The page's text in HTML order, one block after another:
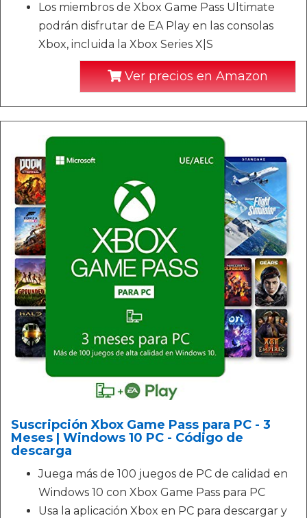
Los miembros de Xbox Game Pass Ultimate
podrán disfrutar de EA Play en las consolas
Xbox, incluida la Xbox Series X|S
Ver precios en Amazon
Suscripción Xbox Game Pass para PC - 3
Meses | Windows 10 PC - Código de
descarga
Juega más de 100 juegos de PC de calidad en
Windows 10 con Xbox Game Pass para PC
Usa la aplicación Xbox en PC para descargar y